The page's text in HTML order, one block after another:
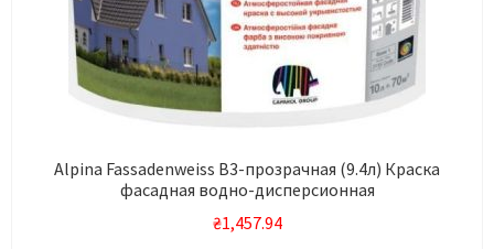
Alpina Fassadenweiss В3-прозрачная (9.4л) Краска
фасадная водно-дисперсионная
₴1,457.94